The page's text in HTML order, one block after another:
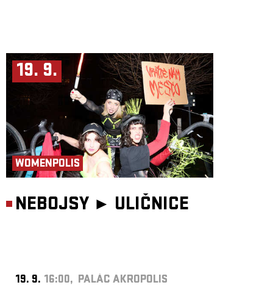
19. 9.
WOMENPOLIS
NEBOJSY ► ULIČNICE
19. 9. 16:00, PALÁC AKROPOLIS